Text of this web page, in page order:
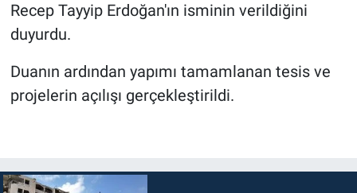
Recep Tayyip Erdoğan'ın isminin verildiğini
duyurdu.
Duanın ardından yapımı tamamlanan tesis ve
projelerin açılışı gerçekleştirildi.